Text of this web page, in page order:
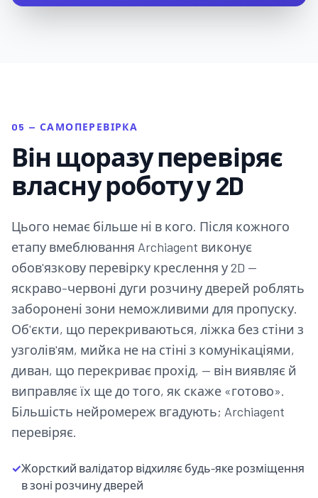
05 — САМОПЕРЕВІРКА
Він щоразу перевіряє
власну роботу у 2D
Цього немає більше ні в кого. Після кожного
етапу вмеблювання Archiagent виконує
обов'язкову перевірку креслення у 2D —
яскраво-червоні дуги розчину дверей роблять
заборонені зони неможливими для пропуску.
Об'єкти, що перекриваються, ліжка без стіни з
узголів'ям, мийка не на стіні з комунікаціями,
диван, що перекриває прохід, — він виявляє й
виправляє їх ще до того, як скаже «готово».
Більшість нейромереж вгадують; Archiagent
перевіряє.
✓Жорсткий валідатор відхиляє будь-яке розміщення
в зоні розчину дверей